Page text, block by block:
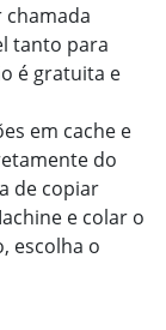
chamada
tanto para
é gratuita e
em cache e
do
de copiar
e colar o
escolha o